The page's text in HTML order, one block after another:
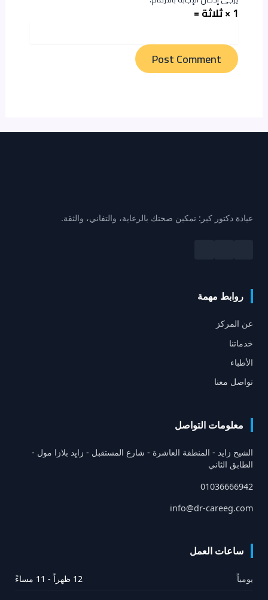
1 × ثلاثة =
عيادة دكتور كير: تمكين صحتك بالرعاية، والتفاني، والثقة.
روابط مهمة
عن المركز
خدماتنا
الأطباء
تواصل معنا
معلومات التواصل
الشيخ زايد - المنطقة العاشرة - شارع المستقبل - زايِد بلازا مول -
الطابق الثاني
01036666942
info@dr-careeg.com
ساعات العمل
يومياً 12 ظهراً - 11 مساءً